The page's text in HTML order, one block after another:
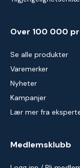
Over 100 000
Se alle produkter
Varemerker
Nyheter
Kampanjer
Lær mer fra
Medlemsklubb